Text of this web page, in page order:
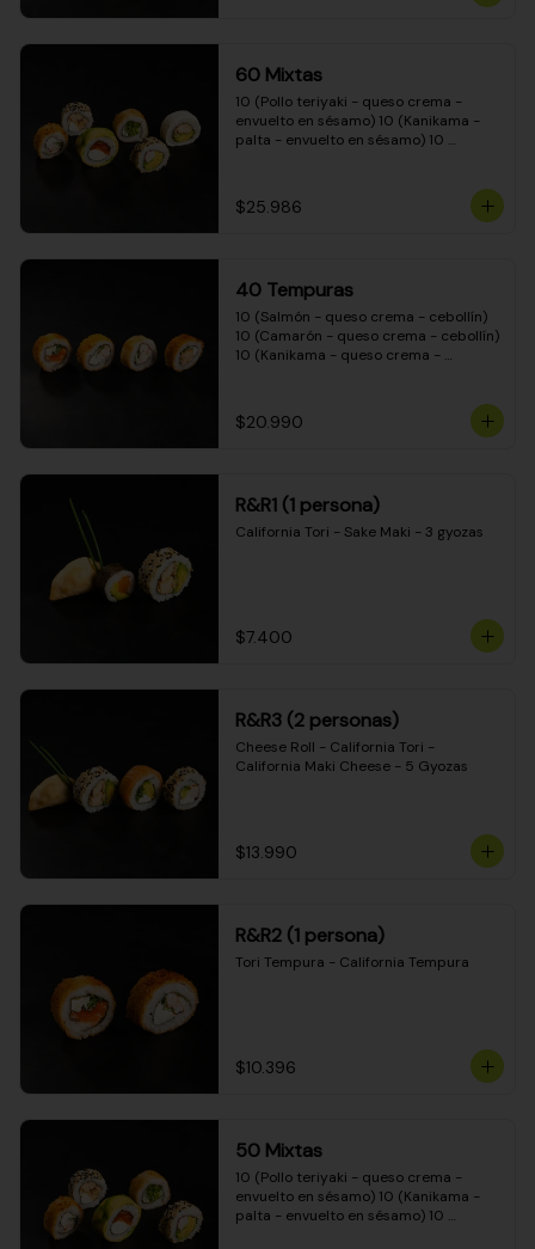
(Pimentón - queso crema - cebollín -
envuelto en masa tempura)
60 Mixtas
10 (Pollo teriyaki - queso crema -
envuelto en sésamo) 10 (Kanikama -
palta - envuelto en sésamo) 10
envuelto en queso crema) 10
(Camarón - queso crema - cebollín -
$25.986
40 Tempuras
10 (Salmón - queso crema - cebollín)
10 (Camarón - queso crema - cebollín)
10 (Kanikama - queso crema -
$20.990
R&R1 (1 persona)
California Tori - Sake Maki - 3 gyozas
$7.400
R&R3 (2 personas)
Cheese Roll - California Tori -
California Maki Cheese - 5 Gyozas
$13.990
R&R2 (1 persona)
Tori Tempura - California Tempura
$10.396
50 Mixtas
10 (Pollo teriyaki - queso crema -
envuelto en sésamo) 10 (Kanikama -
palta - envuelto en sésamo) 10